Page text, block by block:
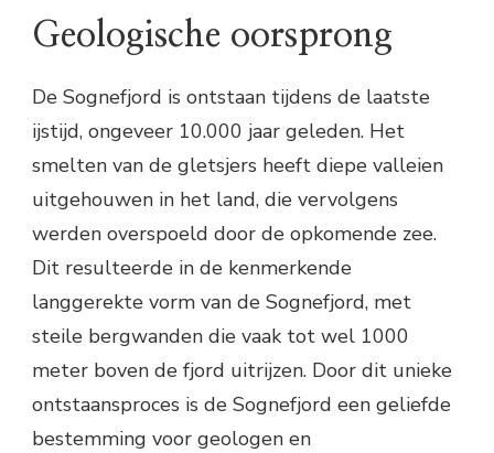
Geologische oorsprong
De Sognefjord is ontstaan tijdens de laatste
ijstijd, ongeveer 10.000 jaar geleden. Het
smelten van de gletsjers heeft diepe valleien
uitgehouwen in het land, die vervolgens
werden overspoeld door de opkomende zee.
Dit resulteerde in de kenmerkende
langgerekte vorm van de Sognefjord, met
steile bergwanden die vaak tot wel 1000
meter boven de fjord uitrijzen. Door dit unieke
ontstaansproces is de Sognefjord een geliefde
bestemming voor geologen en